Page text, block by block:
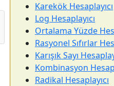
Karekök Hesaplayıcı
Log Hesaplayıcı
Ortalama Yüzde
Rasyonel Sıfırlar
Karışık Sayı
Kombinasyon
Radikal Hesaplayıcı